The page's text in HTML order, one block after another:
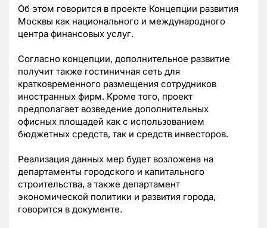
Об этом говорится в проекте Концепции развития
Москвы как национального и международного
центра финансовых услуг.
Согласно концепции, дополнительное развитие
получит также гостиничная сеть для
кратковременного размещения сотрудников
иностранных фирм. Кроме того, проект
предполагает возведение дополнительных
офисных площадей как с использованием
бюджетных средств, так и средств инвесторов.
Реализация данных мер будет возложена на
департаменты городского и капитального
строительства, а также департамент
экономической политики и развития города,
говорится в документе.